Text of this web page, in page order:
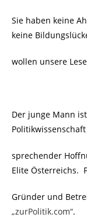
Sie haben keine
keine
wollen unsere
Der junge Mann
sprechender
Elite Österreichs.
Gründer und
„zurPolitik.com“.